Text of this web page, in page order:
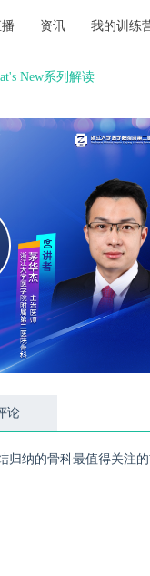
资讯 我的训练
New系列解读
论
归纳的骨科最值得关注